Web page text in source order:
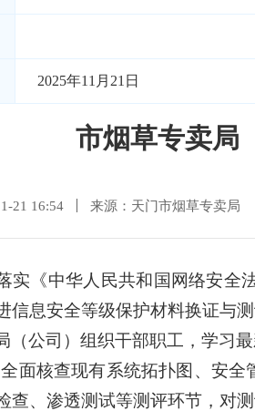
2025年11月21日
市烟草专卖局
21 16:54 来源：天门市烟草专卖局
实《中华人民共和国网络安全
信息安全等级保护材料换证与
（公司）组织干部职工 ，学习
面核查现有系统拓扑图、安
查、渗透测试等测评环节，对